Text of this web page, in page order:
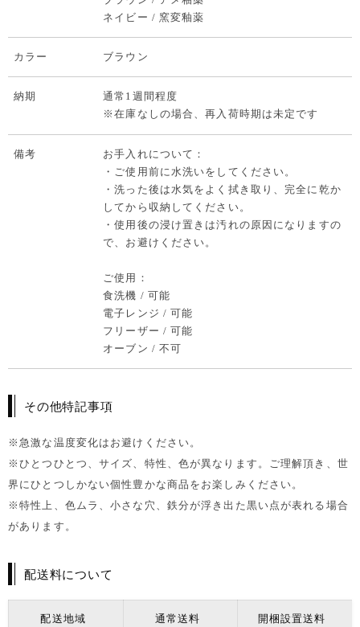
ネイビー / 窯変釉薬
カラー ブラウン
納期
通常1週間程度
※在庫なしの場合、再入荷時期は未定です
備考
お手入れについて：
・ご使用前に水洗いをしてください。
・洗った後は水気をよく拭き取り、完全に乾か
してから収納してください。
・使用後の浸け置きは汚れの原因になりますの
で、お避けください。
ご使用：
食洗機 / 可能
電子レンジ / 可能
フリーザー / 可能
オーブン / 不可
その他特記事項
※急激な温度変化はお避けください。
※ひとつひとつ、サイズ、特性、色が異なります。ご理解頂き、世
界にひとつしかない個性豊かな商品をお楽しみください。
※特性上、色ムラ、小さな穴、鉄分が浮き出た黒い点が表れる場合
があります。
配送料について
配送地域 通常送料 開梱設置送料